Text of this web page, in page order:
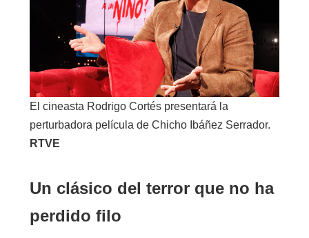
El cineasta Rodrigo Cortés presentará la
perturbadora película de Chicho Ibáñez Serrador.
RTVE
Un clásico del terror que no ha
perdido filo